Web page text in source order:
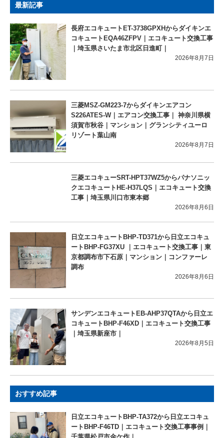
最新記事
長府エコキュートET-3738GPXHからダイキンエ
コキュートEQA46ZFPV｜エコキュート交換工事
｜埼玉県さいたま市北区日進町｜
2026年8月7日
三菱MSZ-GM223-7からダイキンエアコン
S226ATES-W｜エアコン交換工事｜ 神奈川県横
須賀市秋谷｜マンション｜グランシティユーロ
リゾート葉山南
2026年8月7日
三菱エコキューSRT-HPT37WZ5からパナソニッ
クエコキュートHE-H37LQS｜エコキュート交換
工事｜埼玉県川口市東本郷
2026年8月6日
日立エコキュートBHP-TD371から日立エコキュ
ートBHP-FG37XU ｜エコキュート交換工事｜東
京都調布市下石原｜マンション｜コンファーレ
調布
2026年8月6日
サンデンエコキュートEB-AHP37QTAから日立エ
コキュートBHP-F46XD｜エコキュート交換工事
｜埼玉県新座市｜
2026年8月5日
おすすめ記事
日立エコキュートBHP-TA372から日立エコキュ
ートBHP-F46TD｜エコキュート交換工事事例｜